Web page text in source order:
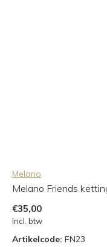
Melano
Melano Friends
€35,00
Incl. btw
Artikelcode: FN23